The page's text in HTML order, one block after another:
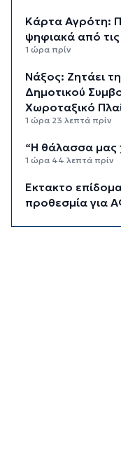
Κάρτα Αγρότη:
ψηφιακά από
1 ώρα πρίν
Νάξος: Ζητάει
Δημοτικού
Χωροταξικό
1 ώρα 23 λεπτά πρίν
“Η θάλασσα μας
1 ώρα 44 λεπτά πρίν
Έκτακτο
προθεσμία για